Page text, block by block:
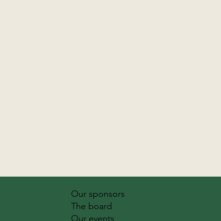
Our sponsors
The board
Our events